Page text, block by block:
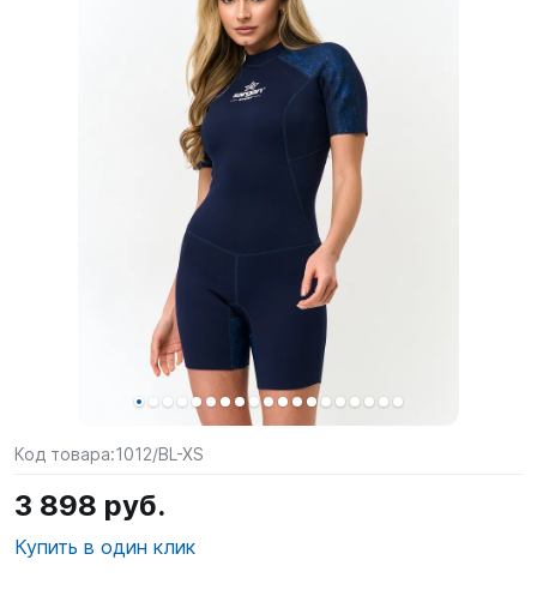
Код товара:1012/BL-XS
3 898 руб.
Купить в один клик